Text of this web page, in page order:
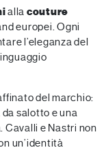
alla couture
europei. Ogni
l’eleganza del
del marchio:
salotto e una
Cavalli e Nastri non
un’identità